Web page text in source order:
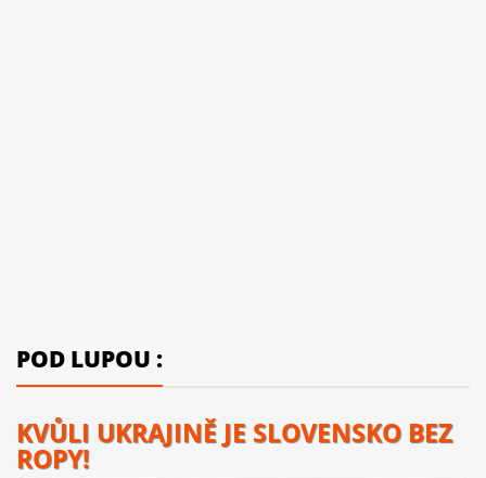
POD LUPOU :
KVŮLI UKRAJINĚ JE SLOVENSKO BEZ
ROPY!